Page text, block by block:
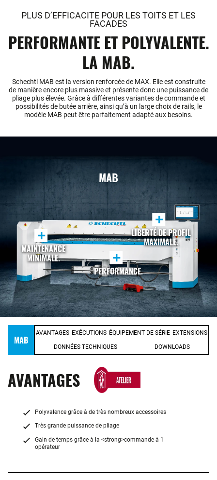
PLUS D’EFFICACITE POUR LES TOITS ET LES
FACADES
PERFORMANTE ET POLYVALENTE.
LA MAB.
Schechtl MAB est la version renforcée de MAX. Elle est construite
de manière encore plus massive et présente donc une puissance de
pliage plus élevée. Grâce à différentes variantes de commande et
possibilités de butée arrière, ainsi qu’à un large choix de rails, le
modèle MAB peut être parfaitement adapté aux besoins.
MAB
+
MAINTENANCE
MINIMALE.
+
LIBERTÉ DE PROFIL
MAXIMALE.
+
PERFORMANCE.
MAB
AVANTAGES EXÉCUTIONS ÉQUIPEMENT DE SÉRIE EXTENSIONS
DONNÉES TECHNIQUES DOWNLOADS
AVANTAGES
Polyvalence grâce à de très nombreux accessoires
Très grande puissance de pliage
Gain de temps grâce à la <strong>commande à 1
opérateur